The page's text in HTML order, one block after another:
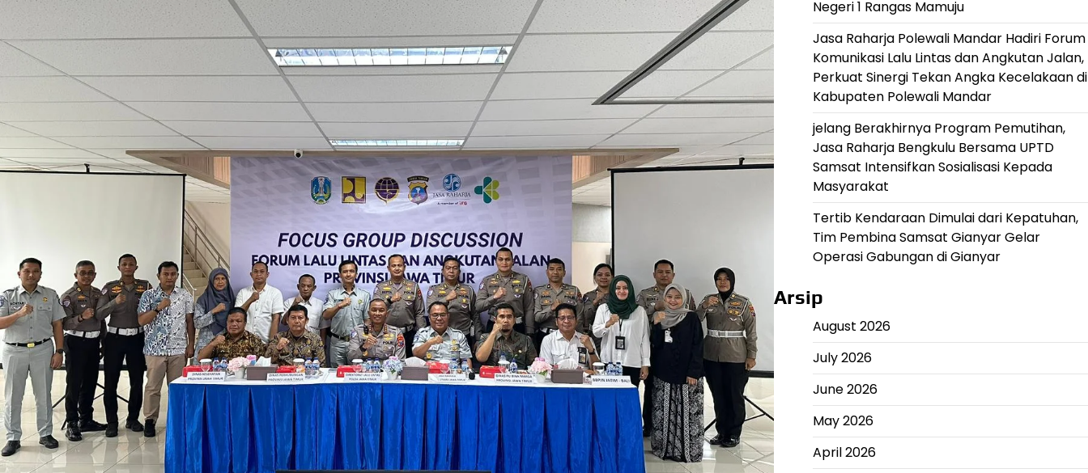
Negeri 1 Rangas Mamuju
Jasa Raharja Polewali Mandar Hadiri Forum
Komunikasi Lalu Lintas dan Angkutan Jalan,
Perkuat Sinergi Tekan Angka Kecelakaan di
Kabupaten Polewali Mandar
jelang Berakhirnya Program Pemutihan,
Jasa Raharja Bengkulu Bersama UPTD
Samsat Intensifkan Sosialisasi Kepada
Masyarakat
Tertib Kendaraan Dimulai dari Kepatuhan,
Tim Pembina Samsat Gianyar Gelar
Operasi Gabungan di Gianyar
Arsip
August 2026
July 2026
June 2026
May 2026
April 2026